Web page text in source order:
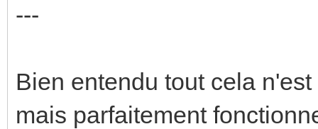
---
Bien entendu tout cela
mais parfaitement